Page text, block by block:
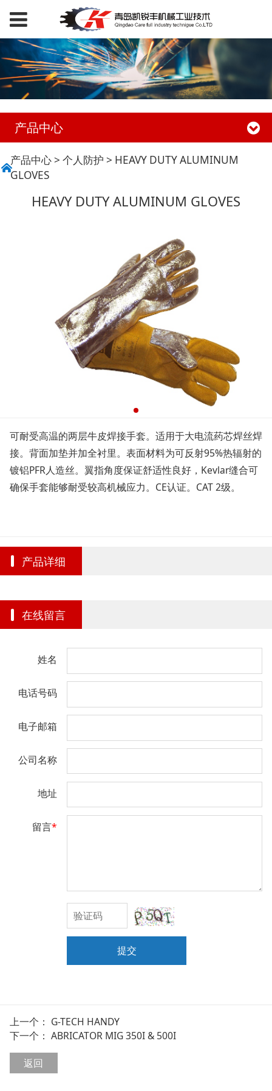
产品中心
HEAVY DUTY
ALUMINUM GLOVES
产品中心>个人防护 > HEAVY DUTY ALUMINUM
GLOVES
HEAVY DUTY ALUMINUM GLOVES
可耐受高温的两层牛皮焊接手套。适用于大电流药芯焊丝焊
接。背面加垫并加全衬里。表面材料为可反射95%热辐射的
镀铝PFR人造丝。翼指角度保证舒适性良好，Kevlar缝合可
确保手套能够耐受较高机械应力。CE认证。CAT 2级。
产品详细
在线留言
姓名
电话号码
电子邮箱
公司名称
地址
留言*
提交
上一个： G-TECH HANDY
下一个： ABRICATOR MIG 350I & 500I
返回